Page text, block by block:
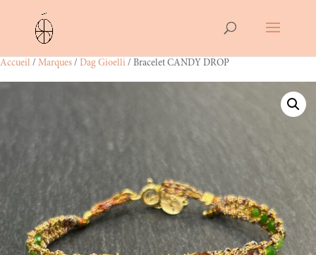
Accueil / Marques / Dag Gioelli / Bracelet CANDY DROP